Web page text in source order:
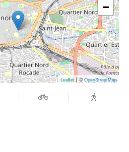
−
Leaflet | © OpenStreetMap